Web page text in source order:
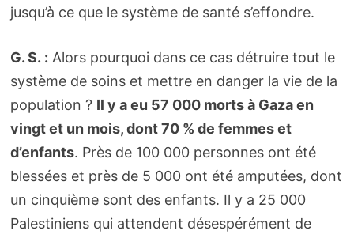
jusqu’à ce que le système de santé s’effondre.
G. S. : Alors pourquoi dans ce cas détruire tout le
système de soins et mettre en danger la vie de la
population ? Il y a eu 57 000 morts à Gaza en
vingt et un mois, dont 70 % de femmes et
d’enfants. Près de 100 000 personnes ont été
blessées et près de 5 000 ont été amputées, dont
un cinquième sont des enfants. Il y a 25 000
Palestiniens qui attendent désespérément de